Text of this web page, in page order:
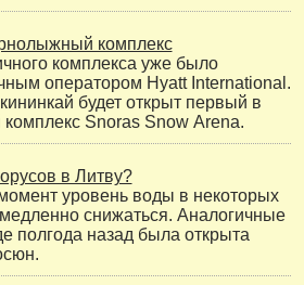
комплекс
комплекса уже было
оператором Hyatt International.
будет открыт первый в
Snoras Snow Аrena.
в Литву?
уровень воды в некоторых
снижаться. Аналогичные
полгода назад была открыта